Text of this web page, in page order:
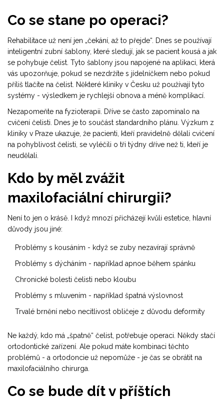
Co se stane po operaci?
Rehabilitace už není jen „čekání, až to přejde“. Dnes se používají
inteligentní zubní šablony, které sledují, jak se pacient kousá a jak
se pohybuje čelist. Tyto šablony jsou napojené na aplikaci, která
vás upozorňuje, pokud se nezdržíte s jídelníčkem nebo pokud
příliš tlačíte na čelist. Některé kliniky v Česku už používají tyto
systémy - výsledkem je rychlejší obnova a méně komplikací.
Nezapomeňte na fyzioterapii. Dříve se často zapomínalo na
cvičení čelisti. Dnes je to součást standardního plánu. Výzkum z
kliniky v Praze ukazuje, že pacienti, kteří pravidelně dělali cvičení
na pohyblivost čelisti, se vyléčili o tři týdny dříve než ti, kteří je
neudělali.
Kdo by měl zvážit
maxilofaciální chirurgii?
Není to jen o krásě. I když mnozí přicházejí kvůli estetice, hlavní
důvody jsou jiné:
Problémy s kousáním - když se zuby nezavírají správně
Problémy s dýcháním - například apnoe během spánku
Chronické bolesti čelisti nebo kloubu
Problémy s mluvením - například špatná výslovnost
Trvalé brnění nebo necitlivost obličeje z důvodu deformity
Ne každý, kdo má „špatně“ čelist, potřebuje operaci. Někdy stačí
ortodontické zařízení. Ale pokud máte kombinaci těchto
problémů - a ortodoncie už nepomůže - je čas se obrátit na
maxilofaciálního chirurga.
Co se bude dít v příštích